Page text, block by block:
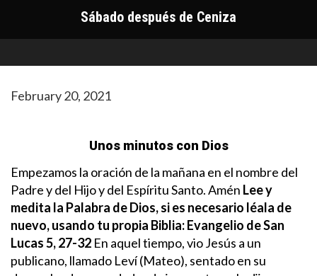
Sábado después de Ceniza
February 20, 2021
Unos minutos con Dios
Empezamos la oración de la mañana en el nombre del
Padre y del Hijo y del Espíritu Santo. Amén Lee y
medita la Palabra de Dios, si es necesario léala de
nuevo, usando tu propia Biblia:Evangelio de San
Lucas 5, 27-32 En aquel tiempo, vio Jesús a un
publicano, llamado Leví (Mateo), sentado en su